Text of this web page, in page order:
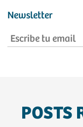
Newsletter
POSTS